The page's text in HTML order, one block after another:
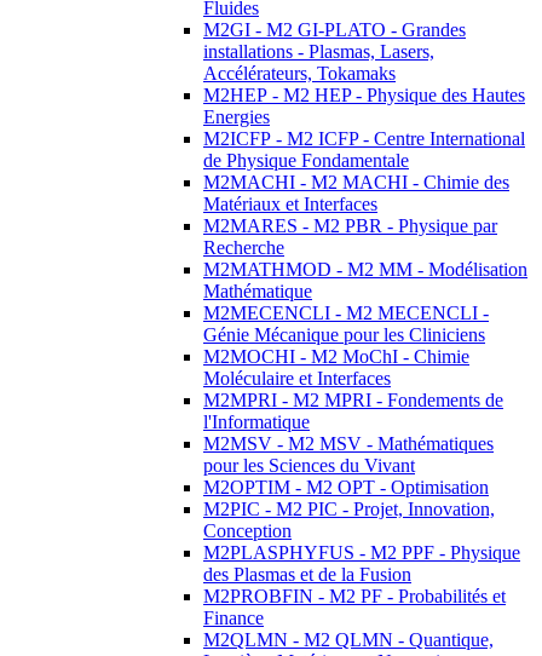
Fluides
M2GI - M2 GI-PLATO - Grandes
installations - Plasmas, Lasers,
Accélérateurs, Tokamaks
M2HEP - M2 HEP - Physique des Hautes
Energies
M2ICFP - M2 ICFP - Centre International
de Physique Fondamentale
M2MACHI - M2 MACHI - Chimie des
Matériaux et Interfaces
M2MARES - M2 PBR - Physique par
Recherche
M2MATHMOD - M2 MM - Modélisation
Mathématique
M2MECENCLI - M2 MECENCLI -
Génie Mécanique pour les Cliniciens
M2MOCHI - M2 MoChI - Chimie
Moléculaire et Interfaces
M2MPRI - M2 MPRI - Fondements de
l'Informatique
M2MSV - M2 MSV - Mathématiques
pour les Sciences du Vivant
M2OPTIM - M2 OPT - Optimisation
M2PIC - M2 PIC - Projet, Innovation,
Conception
M2PLASPHYFUS - M2 PPF - Physique
des Plasmas et de la Fusion
M2PROBFIN - M2 PF - Probabilités et
Finance
M2QLMN - M2 QLMN - Quantique,